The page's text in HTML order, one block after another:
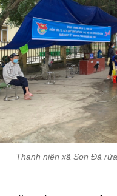
Thanh niên xã Sơn Đà